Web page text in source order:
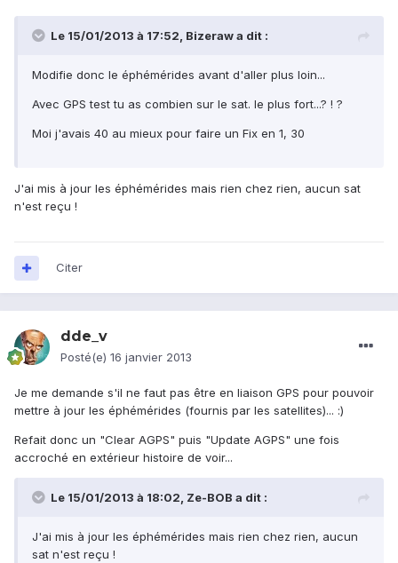
Le 15/01/2013 à 17:52, Bizeraw a dit :
Modifie donc le éphémérides avant d'aller plus loin...
Avec GPS test tu as combien sur le sat. le plus fort...? ! ?
Moi j'avais 40 au mieux pour faire un Fix en 1, 30
J'ai mis à jour les éphémérides mais rien chez rien, aucun sat
n'est reçu !
Citer
dde_v
Posté(e) 16 janvier 2013
Je me demande s'il ne faut pas être en liaison GPS pour pouvoir
mettre à jour les éphémérides (fournis par les satellites)... :)
Refait donc un "Clear AGPS" puis "Update AGPS" une fois
accroché en extérieur histoire de voir...
Le 15/01/2013 à 18:02, Ze-BOB a dit :
J'ai mis à jour les éphémérides mais rien chez rien, aucun
sat n'est reçu !